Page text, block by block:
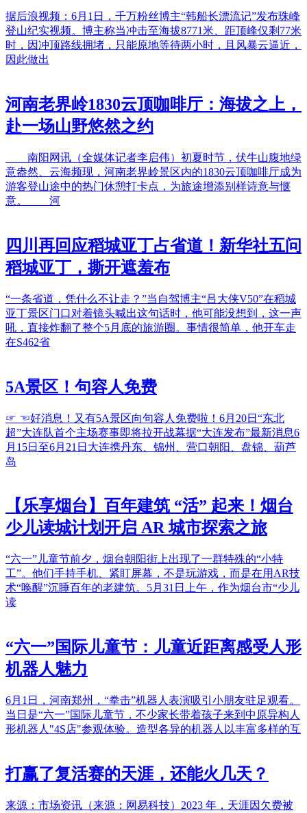
据后浪视频：6月1日，千万粉丝博主“韩船长漂流记”发布珠峰
登山纪实视频。博主称当冲击至海拔8771米、距顶峰仅剩77米
时，因冲顶路线拥堵，只能原地等待两小时，且风暴云逼近，
因此做出
河南老界岭1830云顶咖啡厅：海拔之上，
赴一场山野悠然之约
南阳网讯（全媒体记者李启伟）初夏时节，伏牛山腹地绿
意盎然、云海频现，河南老界岭景区内的1830云顶咖啡厅成为
游客登山途中的热门休憩打卡点，为旅途增添别样诗意与惬
意。 河
四川再回应稻城亚丁占省道！新华社五问
稻城亚丁，撕开遮羞布
“一条省道，凭什么不让走？”当自驾博主“吕大侠V50”在稻城
亚丁景区门口对着镜头喊出这句话时，他可能没想到，这一声
吼，直接炸翻了整个5月底的旅游圈。事情很简单，他开车走
在S462省
5A景区！句容人免费
☞ ☜好消息！又有5A景区向句容人免费啦！6月20日“东北
超”大连队首个主场赛事即将拉开战幕据“大连发布”最新消息6
月15日至6月21日大连携丹东、锦州、营口朝阳、盘锦、葫芦
岛
【乐享烟台】百年建筑 “活” 起来！烟台
少儿读城计划开启 AR 城市探索之旅
“六一”儿童节前夕，烟台朝阳街上出现了一群特殊的“小特
工”。他们手持手机、紧盯屏幕，不是玩游戏，而是在用AR技
术“唤醒”沉睡百年的老建筑。5月31日上午，作为烟台市“少儿
读
“六一”国际儿童节：儿童近距离感受人形
机器人魅力
6月1日，河南郑州，“拳击”机器人表演吸引小朋友驻足观看。
当日是“六一”国际儿童节，不少家长带着孩子来到中原异构人
形机器人"4S店"参观体验。造型各异的机器人以丰富多样的互
打赢了复活赛的天涯，还能火几天？
来源：市场资讯（来源：网易科技）2023 年，天涯因欠费被